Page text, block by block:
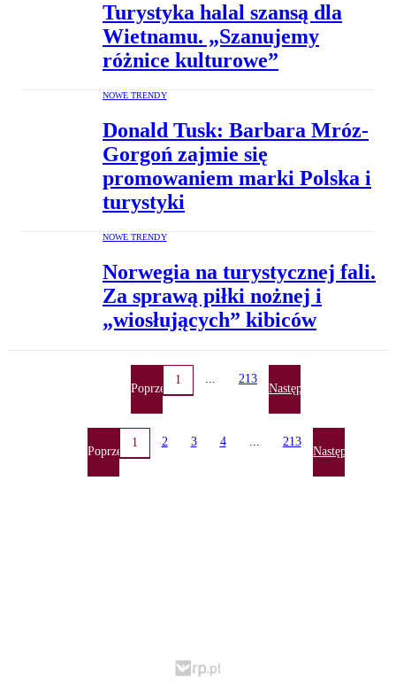
Turystyka halal szansą dla
Wietnamu. „Szanujemy
różnice kulturowe”
NOWE TRENDY
Donald Tusk: Barbara Mróz-
Gorgoń zajmie się
promowaniem marki Polska i
turystyki
NOWE TRENDY
Norwegia na turystycznej fali.
Za sprawą piłki nożnej i
„wiosłujących” kibiców
Poprzednia
1 213
Następna
Poprzednia
1 2 3 4 213
Następna